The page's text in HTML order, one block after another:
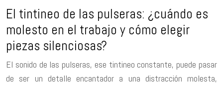
El tintineo de las pulseras: ¿cuándo es
molesto en el trabajo y cómo elegir
piezas silenciosas?
El sonido de las pulseras, ese tintineo constante, puede pasar
de ser un detalle encantador a una distracción molesta,